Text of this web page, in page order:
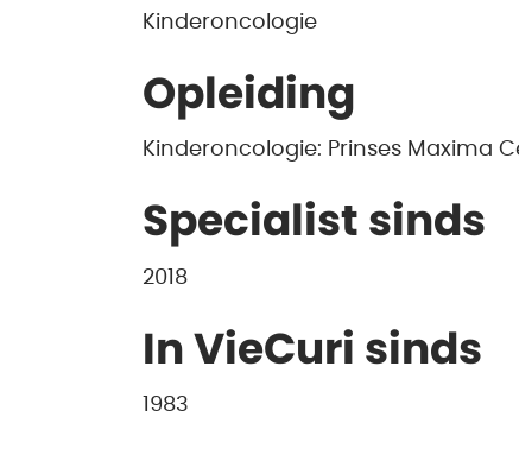
Kinderoncologie
Opleiding
Kinderoncologie: Prinses Maxima
Specialist sinds
2018
In VieCuri sinds
1983